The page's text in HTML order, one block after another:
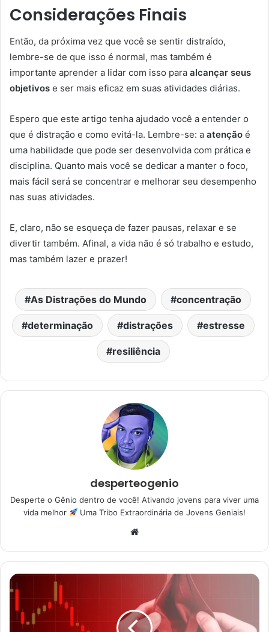
Considerações Finais
Então, da próxima vez que você se sentir distraído,
lembre-se de que isso é normal, mas também é
importante aprender a lidar com isso para alcançar seus
objetivos e ser mais eficaz em suas atividades diárias.
Espero que este artigo tenha ajudado você a entender o
que é distração e como evitá-la. Lembre-se: a atenção é
uma habilidade que pode ser desenvolvida com prática e
disciplina. Quanto mais você se dedicar a manter o foco,
mais fácil será se concentrar e melhorar seu desempenho
nas suas atividades.
E, claro, não se esqueça de fazer pausas, relaxar e se
divertir também. Afinal, a vida não é só trabalho e estudo,
mas também lazer e prazer!
As Distrações do Mundo concentração
determinação distrações estresse
resiliência
desperteogenio
Desperte o Gênio dentro de você! Ativando jovens para viver uma
vida melhor
Uma Tribo Extraordinária de Jovens Geniais!
Website